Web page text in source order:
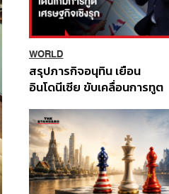
WORLD
สรุปภารกิจอนุทิน เยือน
อินโดนีเซีย ขับเคลื่อนการทูต
ส่วนยุทธศาสตร์ไทย –
อินโดนีเซีย